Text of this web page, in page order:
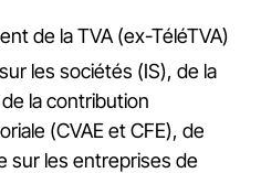
de la TVA (ex-TéléTVA)
les sociétés (IS), de la
la contribution
(CVAE et CFE), de
sur les entreprises de